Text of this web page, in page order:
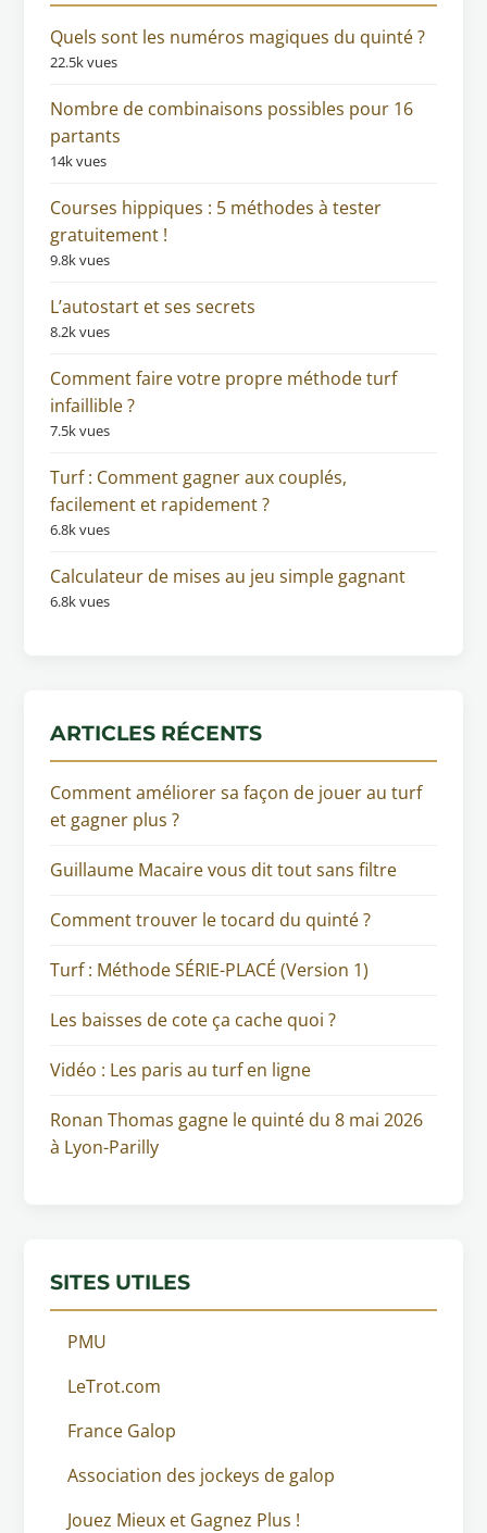
Quels sont les numéros magiques du quinté ?
22.5k vues
Nombre de combinaisons possibles pour 16
partants
14k vues
Courses hippiques : 5 méthodes à tester
gratuitement !
9.8k vues
L’autostart et ses secrets
8.2k vues
Comment faire votre propre méthode turf
infaillible ?
7.5k vues
Turf : Comment gagner aux couplés,
facilement et rapidement ?
6.8k vues
Calculateur de mises au jeu simple gagnant
6.8k vues
ARTICLES RÉCENTS
Comment améliorer sa façon de jouer au turf
et gagner plus ?
Guillaume Macaire vous dit tout sans filtre
Comment trouver le tocard du quinté ?
Turf : Méthode SÉRIE-PLACÉ (Version 1)
Les baisses de cote ça cache quoi ?
Vidéo : Les paris au turf en ligne
Ronan Thomas gagne le quinté du 8 mai 2026
à Lyon-Parilly
SITES UTILES
PMU
LeTrot.com
France Galop
Association des jockeys de galop
Jouez Mieux et Gagnez Plus !